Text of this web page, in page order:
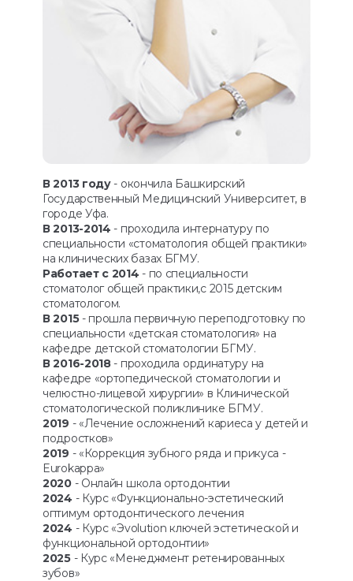
В 2013 году- окончила Башкирский
Государственный Медицинский Университет, в
городе Уфа.
В 2013-2014 - проходила интернатуру по
специальности «стоматология общей практики»
на клинических базах БГМУ.
Работает с 2014 - по специальности
стоматолог общей практики,с 2015 детским
стоматологом.
В 2015- прошла первичную переподготовку по
специальности «детская стоматология» на
кафедре детской стоматологии БГМУ.
В 2016-2018- проходила ординатуру на
кафедре «ортопедической стоматологии и
челюстно-лицевой хирургии» в Клинической
стоматологической поликлинике БГМУ.
2019 - «Лечение осложнений кариеса у детей и
подростков»
2019 - «Коррекция зубного ряда и прикуса -
Eurokappa»
2020- Онлайн школа ортодонтии
2024 - Курс «Функционально-эстетический
оптимум ортодонтического лечения
2024 - Курс «Эvolution ключей эстетической и
функциональной ортодонтии»
2025- Курс «Менеджмент ретенированных
зубов»